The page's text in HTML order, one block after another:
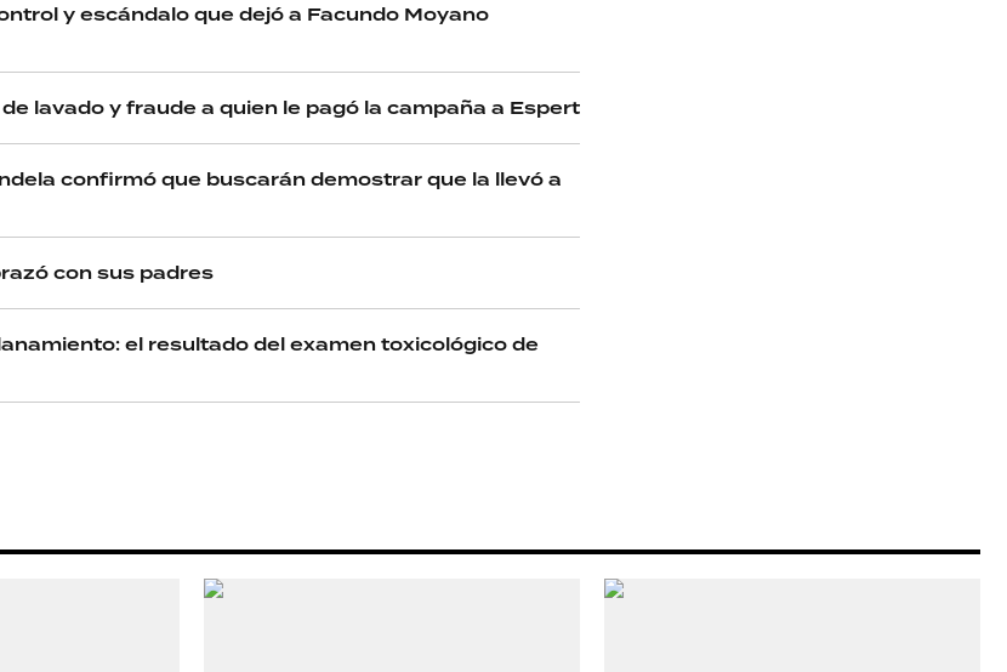
y escándalo que dejó a Facundo Moyano
lavado y fraude a quien le pagó la campaña a Espert
confirmó que buscarán demostrar que la llevó a
con sus padres
el resultado del examen toxicológico de